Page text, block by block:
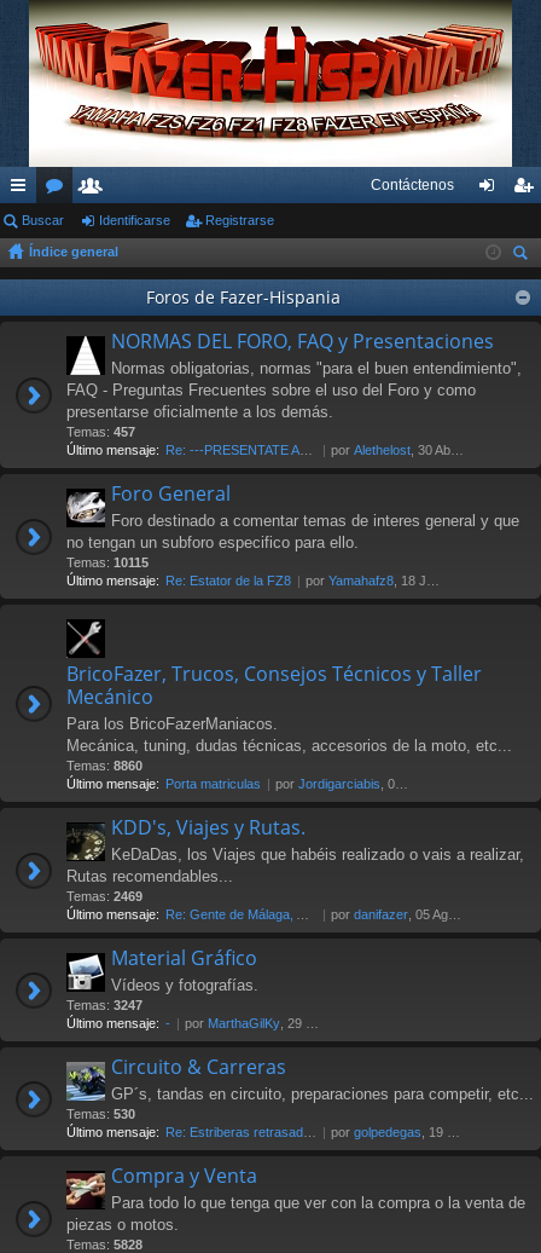
nl
ac
or
os
su
ari
Contáctenos
nti
se
ist
ra
Buscar Identificarse Registrarse
Índice general
us
car
Foros de Fazer-Hispania
NORMAS DEL FORO, FAQ y Presentaciones
Normas obligatorias, normas "para el buen entendimiento",
FAQ - Preguntas Frecuentes sobre el uso del Foro y como
presentarse oficialmente a los demás.
Temas: 457
Último mensaje: Re: ---PRESENTATE AL FORO AQU… por Alethelost , 30 Abr 2026 19:20
Foro General
Foro destinado a comentar temas de interes general y que
no tengan un subforo especifico para ello.
Temas: 10115
Último mensaje: Re: Estator de la FZ8 por Yamahafz8 , 18 Jul 2026 20:04
BricoFazer, Trucos, Consejos Técnicos y Taller
Mecánico
Para los BricoFazerManiacos.
Mecánica, tuning, dudas técnicas, accesorios de la moto, etc...
Temas: 8860
Último mensaje: Porta matriculas por Jordigarciabis , 09 Jul 2026 16:10
KDD's, Viajes y Rutas.
KeDaDas, los Viajes que habéis realizado o vais a realizar,
Rutas recomendables...
Temas: 2469
Último mensaje: Re: Gente de Málaga, Axarquía… por danifazer , 05 Ago 2026 17:16
Material Gráfico
Vídeos y fotografías.
Temas: 3247
Último mensaje: - por MarthaGilKy , 29 Jul 2026 12:24
Circuito & Carreras
GP´s, tandas en circuito, preparaciones para competir, etc...
Temas: 530
Último mensaje: Re: Estriberas retrasadas por golpedegas , 19 Nov 2024 13:08
Compra y Venta
Para todo lo que tenga que ver con la compra o la venta de
piezas o motos.
Temas: 5828